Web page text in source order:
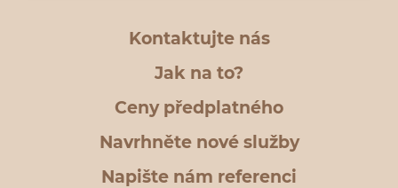
Kontaktujte nás
Jak na to?
Ceny předplatného
Navrhněte nové služby
Napište nám referenci